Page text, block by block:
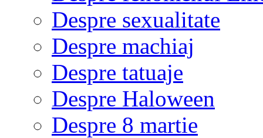
Despre sexualitate
Despre machiaj
Despre tatuaje
Despre Haloween
Despre 8 martie